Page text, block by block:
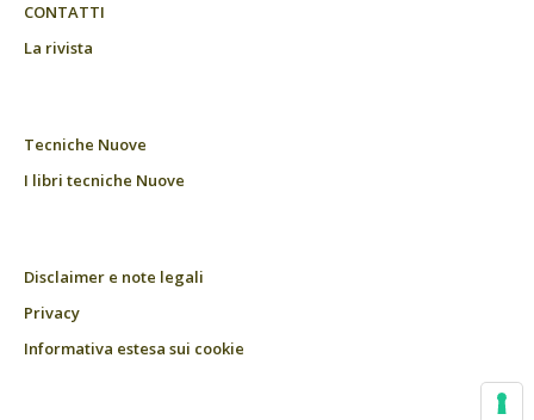
CONTATTI
La rivista
Tecniche Nuove
I libri tecniche Nuove
Disclaimer e note legali
Privacy
Informativa estesa sui cookie